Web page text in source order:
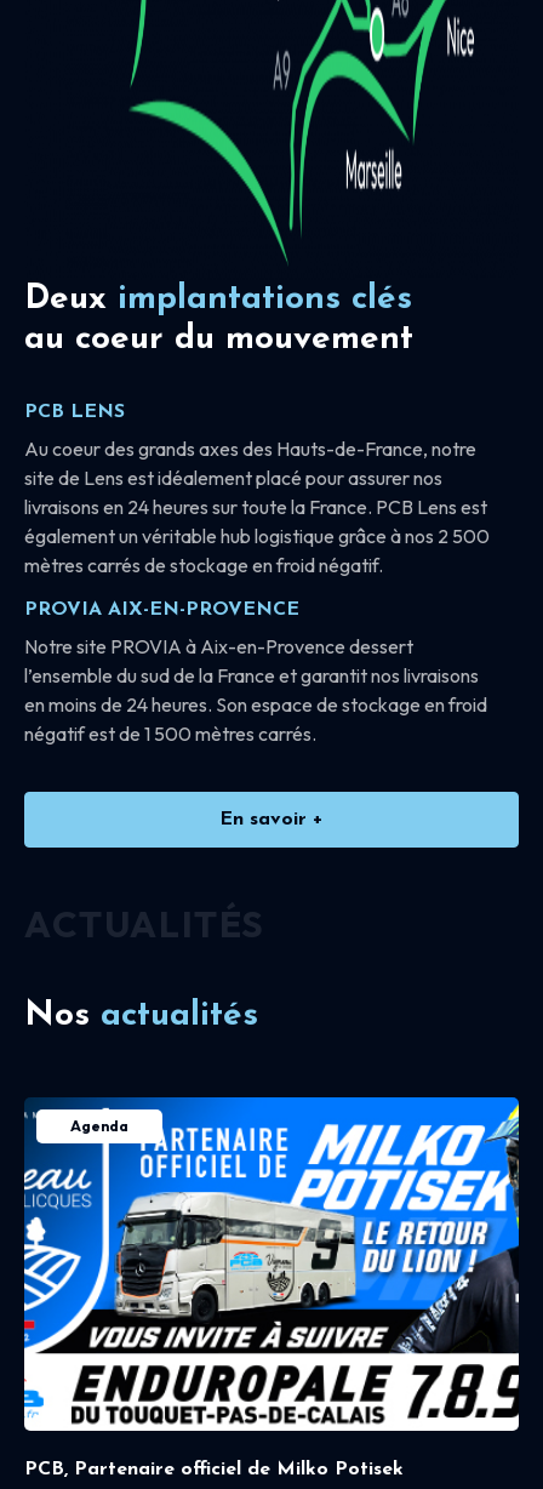
Deux implantations clés
au coeur du mouvement
PCB LENS
Au coeur des grands axes des Hauts-de-France, notre
site de Lens est idéalement placé pour assurer nos
livraisons en 24 heures sur toute la France. PCB Lens est
également un véritable hub logistique grâce à nos 2 500
mètres carrés de stockage en froid négatif.
PROVIA AIX-EN-PROVENCE
Notre site PROVIA à Aix-en-Provence dessert
l’ensemble du sud de la France et garantit nos livraisons
en moins de 24 heures. Son espace de stockage en froid
négatif est de 1 500 mètres carrés.
En savoir +
ACTUALITÉS
Nos actualités
Agenda
PCB, Partenaire officiel de Milko Potisek